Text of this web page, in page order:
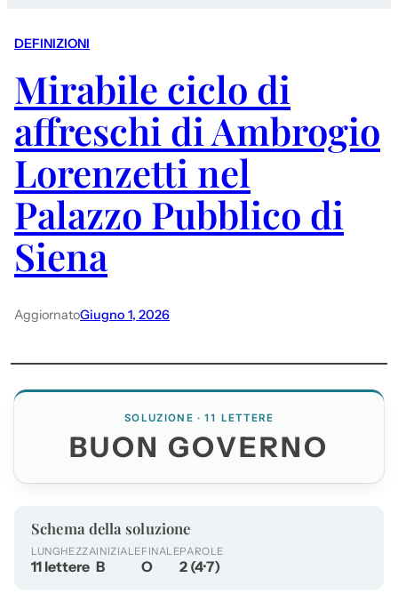
DEFINIZIONI
Mirabile ciclo di
affreschi di Ambrogio
Lorenzetti nel
Palazzo Pubblico di
Siena
AggiornatoGiugno 1, 2026
SOLUZIONE · 11 LETTERE
BUON GOVERNO
Schema della soluzione
LUNGHEZZA
11 lettere
INIZIALE
B
FINALE
O
PAROLE
2 (4·7)